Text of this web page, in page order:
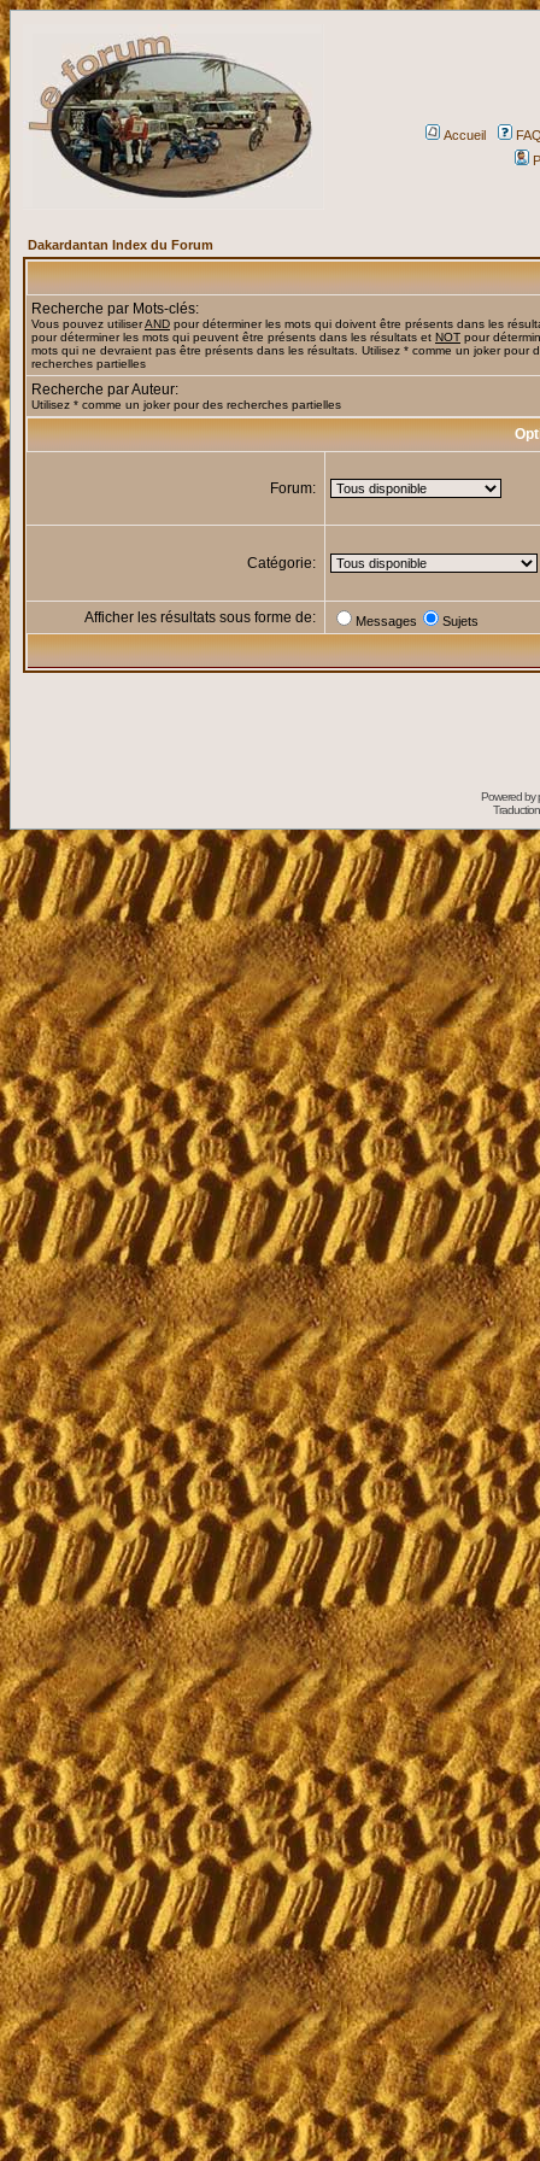
Accueil
Dakardantan Index du Forum
Recherche par Mots-clés:
Vous pouvez utiliserAND pour déterminer les mots qui doivent être présents dans les
pour déterminer les mots qui peuvent être présents dans les résultats et NOT pour
mots qui ne devraient pas être présents dans les résultats. Utilisez * comme un joker pour
recherches partielles
Recherche par Auteur:
Utilisez * comme un joker pour des recherches partielles
Forum:
Catégorie:
Afficher les résultats sous forme de: Messages Sujets
Powered by